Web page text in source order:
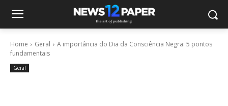
Home Geral
A importância do Dia da Consciência Negra: 5 pontos
fundamentais
Geral